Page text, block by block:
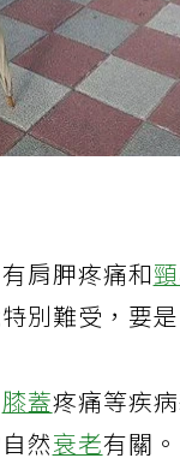
肩胛疼痛和
特別難受，
膝蓋疼痛等疾
然衰老有關。